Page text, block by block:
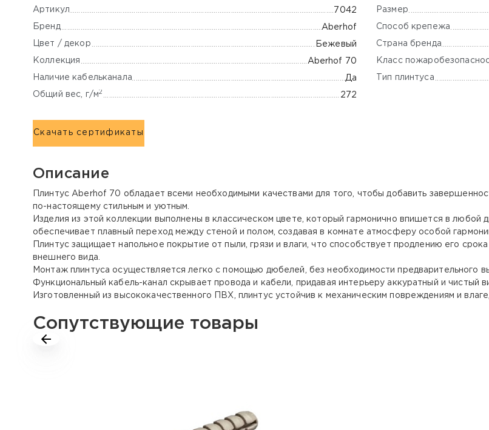
Артикул 7042
Бренд Aberhof
Цвет / декор Бежевый
Коллекция Aberhof 70
Наличие кабельканала Да
Общий вес, г/м2 272
Размер
Способ крепежа
Страна бренда
Класс
Тип плинтуса
Скачать сертификаты
Описание
Плинтус Aberhof 70 обладает всеми необходимыми качествами для того, чтобы добавить
по-настоящему стильным и уютным.
Изделия из этой коллекции выполнены в классическом цвете, который гармонично впишется в любой
обеспечивает плавный переход между стеной и полом, создавая в комнате атмосферу особой
Плинтус защищает напольное покрытие от пыли, грязи и влаги, что способствует продлению его
внешнего вида.
Монтаж плинтуса осуществляется легко с помощью дюбелей, без необходимости предварительного
Функциональный кабель-канал скрывает провода и кабели, придавая интерьеру аккуратный и чистый
Изготовленный из высококачественного ПВХ, плинтус устойчив к механическим повреждениям и
Сопутствующие товары